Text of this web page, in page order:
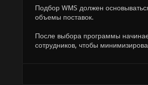
Подбор WMS должен
объемы поставок.
После выбора программы
сотрудников, чтобы